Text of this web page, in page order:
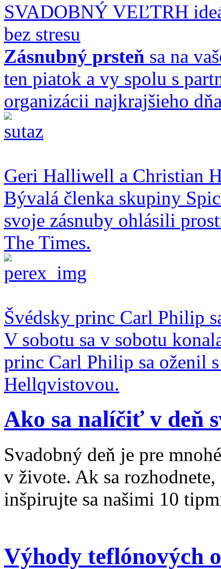
SVADOBNÝ VEĽTRH
bez stresu
Zásnubný prsteň sa na
ten piatok a vy spolu s
organizácii najkrajšieho
Geri Halliwell a Christian
Bývalá členka skupiny
svoje zásnuby ohlásili
The Times.
Švédsky princ Carl Philip
V sobotu sa v sobotu
princ Carl Philip sa oženil
Hellqvistovou.
Ako sa nalíčiť v deň
Svadobný deň je pre
v živote. Ak sa
inšpirujte sa našimi 10
Výhody teflónových